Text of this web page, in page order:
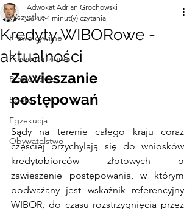
Wszystkie
Prawo cywilne
Prawo rodzinne
Prawo karne
Spółki
Egzekucja
Obywatelstwo
Kredyty WIBORowe -
aktualności
Adwokat Adrian Grochowski
26 lut 4 minut(y) czytania
Zawieszanie
postępowań
Sądy na terenie całego kraju coraz
częściej przychylają się do wniosków
kredytobiorców złotowych o
zawieszenie postępowania, w którym
podważany jest wskaźnik referencyjny
WIBOR, do czasu rozstrzygnięcia przez